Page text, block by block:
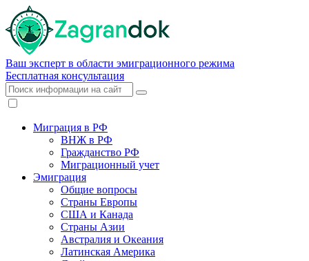
Ваш эксперт в области эмиграционного режима
Бесплатная консультация
Миграция в РФ
ВНЖ в РФ
Гражданство РФ
Миграционный учет
Эмиграция
Общие вопросы
Страны Европы
США и Канада
Страны Азии
Австралия и Океания
Латинская Америка